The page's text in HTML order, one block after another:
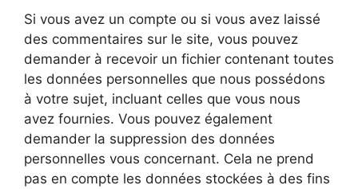
Si vous avez un compte ou si vous avez laissé
des commentaires sur le site, vous pouvez
demander à recevoir un fichier contenant toutes
les données personnelles que nous possédons
à votre sujet, incluant celles que vous nous
avez fournies. Vous pouvez également
demander la suppression des données
personnelles vous concernant. Cela ne prend
pas en compte les données stockées à des fins